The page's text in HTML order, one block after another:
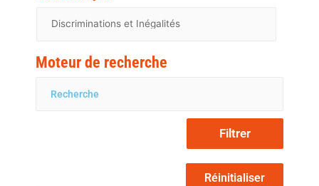
Moteur de recherche
Filtrer
Réinitialiser